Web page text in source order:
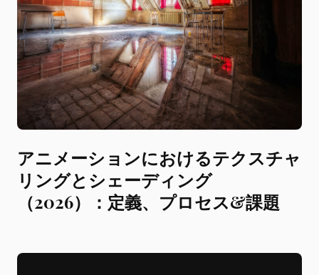
アニメーションにおけるテクスチャ
リングとシェーディング
（2026）：定義、プロセス&課題